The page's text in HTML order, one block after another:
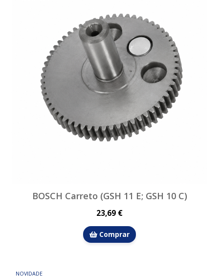
BOSCH Carreto (GSH 11 E; GSH 10 C)
23,69 €
Comprar
NOVIDADE